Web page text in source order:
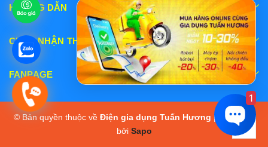
HƯỚNG DẪN
CHẤP NHẬN THANH TOÁN
FANPAGE
© Bản quyền thuộc về Điện gia dụng Tuấn Hương | Cung cấp
bởi Sapo
1